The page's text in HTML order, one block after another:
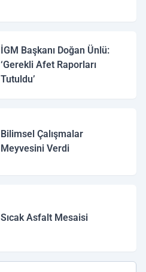
İGM Başkanı Doğan Ünlü:
‘Gerekli Afet Raporları
Tutuldu’
Bilimsel Çalışmalar
Meyvesini Verdi
Sıcak Asfalt Mesaisi